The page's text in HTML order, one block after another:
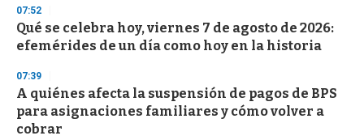
07:52
Qué se celebra hoy, viernes 7 de agosto de 2026:
efemérides de un día como hoy en la historia
07:39
A quiénes afecta la suspensión de pagos de BPS
para asignaciones familiares y cómo volver a
cobrar